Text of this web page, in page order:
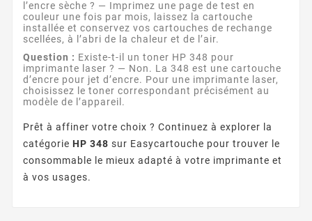
l’encre sèche ? — Imprimez une page de test en
couleur une fois par mois, laissez la cartouche
installée et conservez vos cartouches de rechange
scellées, à l’abri de la chaleur et de l’air.
Question : Existe-t-il un toner HP 348 pour
imprimante laser ? — Non. La 348 est une cartouche
d’encre pour jet d’encre. Pour une imprimante laser,
choisissez le toner correspondant précisément au
modèle de l’appareil.
Prêt à affiner votre choix ? Continuez à explorer la
catégorie HP 348 sur Easycartouche pour trouver le
consommable le mieux adapté à votre imprimante et
à vos usages.